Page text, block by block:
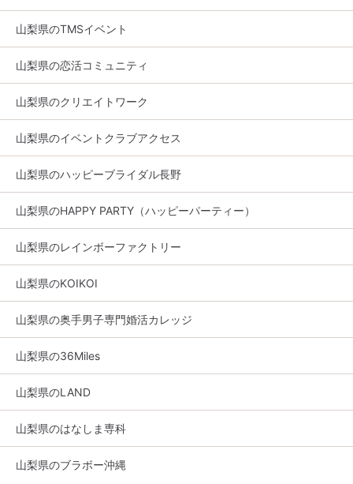
山梨県のTMSイベント
山梨県の恋活コミュニティ
山梨県のクリエイトワーク
山梨県のイベントクラブアクセス
山梨県のハッピーブライダル長野
山梨県のHAPPY PARTY（ハッピーパーティー）
山梨県のレインボーファクトリー
山梨県のKOIKOI
山梨県の奥手男子専門婚活カレッジ
山梨県の36Miles
山梨県のLAND
山梨県のはなしま専科
山梨県のブラボー沖縄